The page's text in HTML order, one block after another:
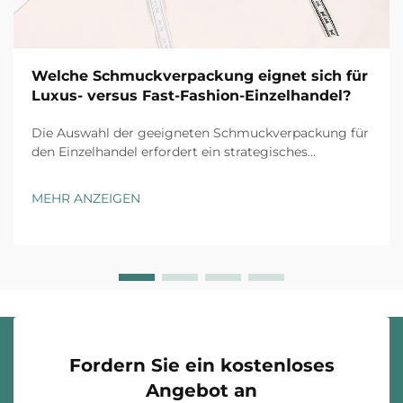
Welche Schmuckverpackung eignet sich für
Luxus- versus Fast-Fashion-Einzelhandel?
Die Auswahl der geeigneten Schmuckverpackung für
den Einzelhandel erfordert ein strategisches
Gegebenheiten. Luxusmarken und Fast-Fashion-
MEHR ANZEIGEN
Fordern Sie ein kostenloses
Angebot an